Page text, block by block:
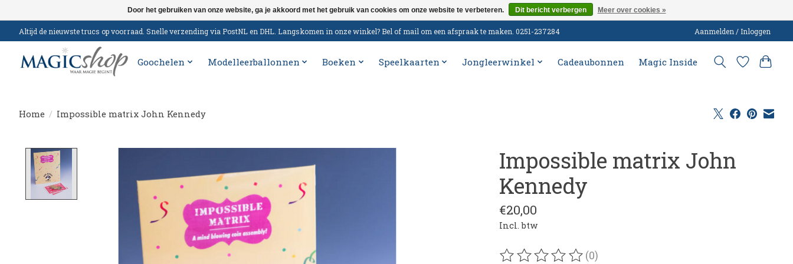
Altijd de nieuwste trucs op voorraad. Snelle verzending via PostNL en DHL. Langskomen in onze winkel? Bel of mail om een afspraak te maken. 0251-237284 Aanmelden / Inloggen
Goochelen Modelleerballonnen Boeken Speelkaarten Jongleerwinkel Cadeaubonnen Magic Inside
Home / Impossible matrix John Kennedy
Impossible matrix John
Kennedy
€20,00
Incl. btw
(0)
Door het gebruiken van onze website, ga je akkoord met het gebruik van cookies om onze website te verbeteren. Dit bericht verbergen Meer over cookies »